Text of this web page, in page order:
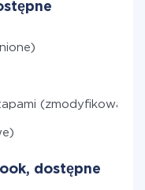
(zmodyfikowane)
dostępne